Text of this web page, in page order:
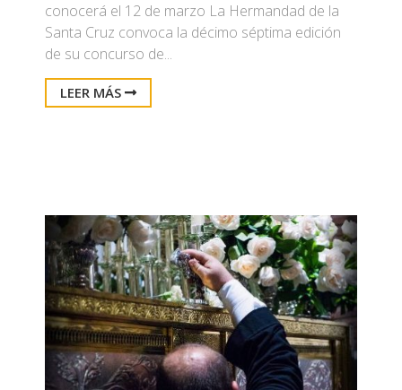
conocerá el 12 de marzo La Hermandad de la
Santa Cruz convoca la décimo séptima edición
de su concurso de...
LEER MÁS